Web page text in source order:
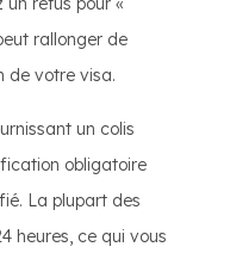
rallonger de
de votre visa.
un colis
obligatoire
La plupart des
heures, ce qui vous